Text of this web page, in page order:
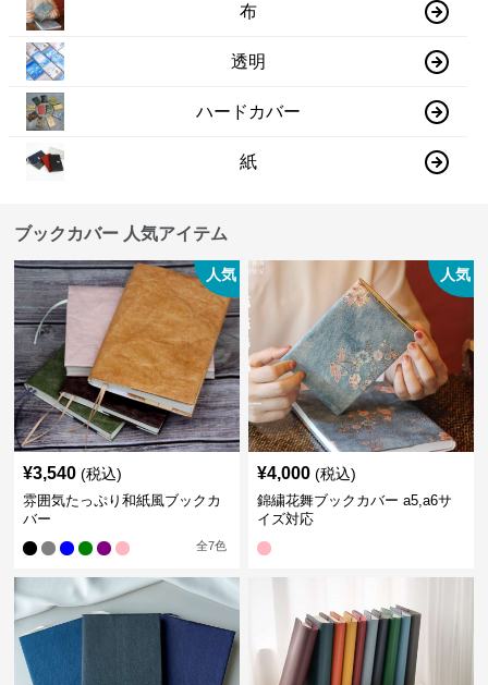
布
透明
ハードカバー
紙
ブックカバー 人気アイテム
人気
¥3,540 (税込)
雰囲気たっぷり和紙風ブックカ
バー
全7色
人気
¥4,000 (税込)
錦繍花舞ブックカバー a5,a6サ
イズ対応